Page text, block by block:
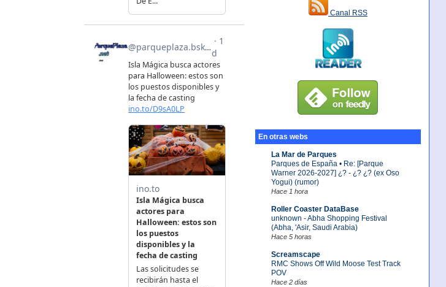
Canal RSS
En otras webs
La Mar de Parques
Parques de España • Re: [Parque
Warner 2026-2027] ¿? - ¿? ¿? (ex Oso
Yogui) (rumor)
Hace 1 hora
Roller Coaster DataBase
unknown - Abha Shopping Festival
(Abha, 'Asir, Saudi Arabia)
Hace 5 horas
Screamscape
RMC Shows Off Wild Moose Test Track
POV
Hace 2 días